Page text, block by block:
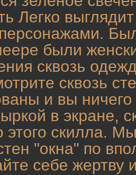
Легко
были
сквозь
сквозь
и вы
в экране,
скилла.
"окна" по
себе жертву